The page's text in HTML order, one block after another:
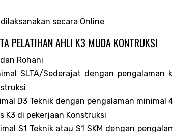
secara Online
PELATIHAN AHLI K3 MUDA KONTRUKSI
Rohani
SLTA/Sederajat dengan
D3 Teknik dengan pengalaman
K3 di pekerjaan Konstruksi
S1 Teknik atau S1 SKM dengan